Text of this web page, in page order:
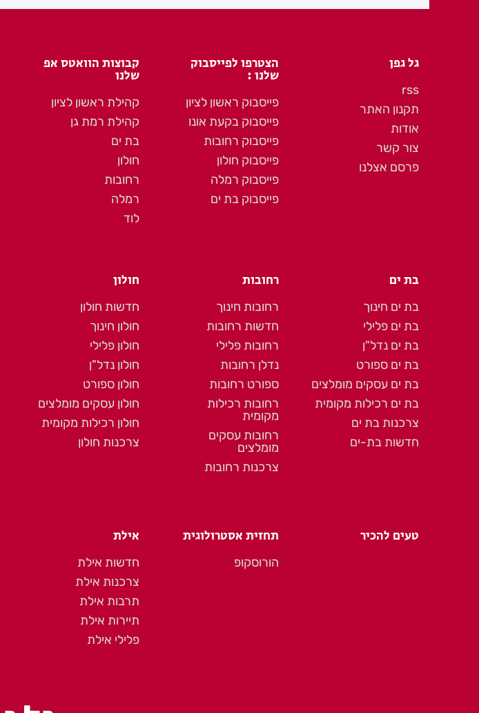
גל גפן
rss
תקנון האתר
אודות
צור קשר
פרסם אצלנו
הצטרפו לפייסבוק
שלנו :
פייסבוק ראשון לציון
פייסבוק בקעת אונו
פייסבוק רחובות
פייסבוק חולון
פייסבוק רמלה
פייסבוק בת ים
קבוצות הוואטס אפ
שלנו
קהילת ראשון לציון
קהילת רמת גן
בת ים
חולון
רחובות
רמלה
לוד
בת ים
בת ים חינוך
בת ים פלילי
בת ים נדל"ן
בת ים ספורט
בת ים עסקים מומלצים
בת ים רכילות מקומית
צרכנות בת ים
חדשות בת-ים
רחובות
רחובות חינוך
חדשות רחובות
רחובות פלילי
נדלן רחובות
ספורט רחובות
רחובות רכילות
מקומית
רחובות עסקים
מומלצים
צרכנות רחובות
חולון
חדשות חולון
חולון חינוך
חולון פלילי
חולון נדל"ן
חולון ספורט
חולון עסקים מומלצים
חולון רכילות מקומית
צרכנות חולון
טעים להכיר תחזית אסטרולוגית
הורוסקופ
אילת
חדשות אילת
צרכנות אילת
תרבות אילת
תיירות אילת
פלילי אילת